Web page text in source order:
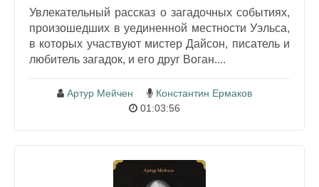
Увлекательный рассказ о загадочных событиях,
произошедших в уединенной местности Уэльса,
в которых участвуют мистер Дайсон, писатель и
любитель загадок, и его друг Воган....
Артур Мейчен
Константин Ермаков
01:03:56